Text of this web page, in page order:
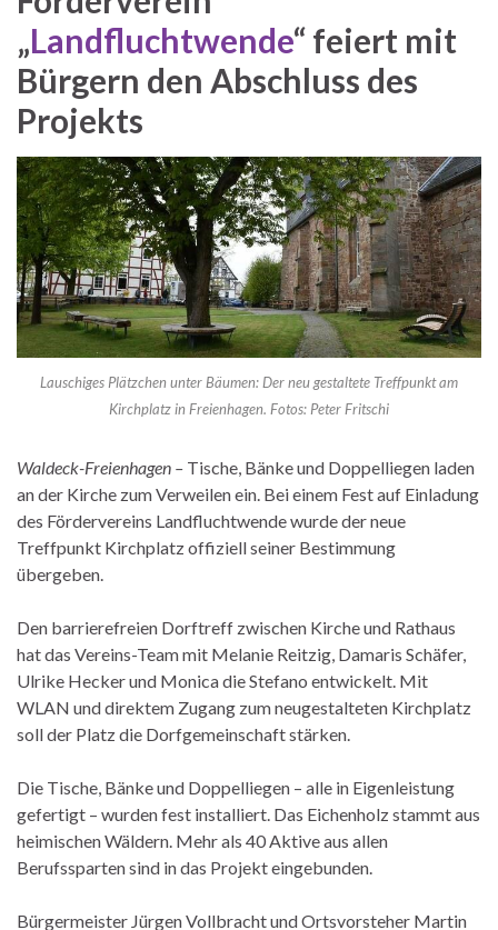
„Landfluchtwende“ feiert mit
Bürgern den Abschluss des
Projekts
Lauschiges Plätzchen unter Bäumen: Der neu gestaltete Treffpunkt am
Kirchplatz in Freienhagen. Fotos: Peter Fritschi
Waldeck-Freienhagen – Tische, Bänke und Doppelliegen laden
an der Kirche zum Verweilen ein. Bei einem Fest auf Einladung
des Fördervereins Landfluchtwende wurde der neue
Treffpunkt Kirchplatz offiziell seiner Bestimmung
übergeben.
Den barrierefreien Dorftreff zwischen Kirche und Rathaus
hat das Vereins-Team mit Melanie Reitzig, Damaris Schäfer,
Ulrike Hecker und Monica die Stefano entwickelt. Mit
WLAN und direktem Zugang zum neugestalteten Kirchplatz
soll der Platz die Dorfgemeinschaft stärken.
Die Tische, Bänke und Doppelliegen – alle in Eigenleistung
gefertigt – wurden fest installiert. Das Eichenholz stammt aus
heimischen Wäldern. Mehr als 40 Aktive aus allen
Berufssparten sind in das Projekt eingebunden.
Bürgermeister Jürgen Vollbracht und Ortsvorsteher Martin